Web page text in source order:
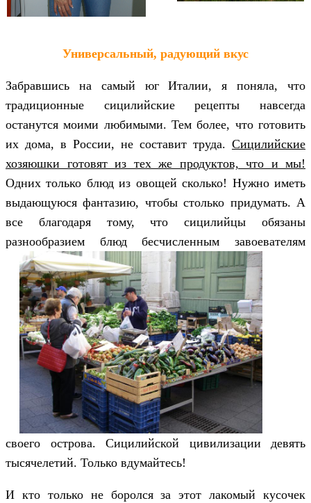
Универсальный, радующий вкус
Забравшись на самый юг Италии, я поняла, что
традиционные сицилийские рецепты навсегда
останутся моими любимыми. Тем более, что готовить
их дома, в России, не составит труда. Сицилийские
хозяюшки готовят из тех же продуктов, что и мы!
Одних только блюд из овощей сколько! Нужно иметь
выдающуюся фантазию, чтобы столько придумать. А
все благодаря тому, что сицилийцы обязаны
разнообразием блюд бесчисленным завоевателям
своего острова. Сицилийской цивилизации девять
тысячелетий. Только вдумайтесь!
И кто только не боролся за этот лакомый кусочек